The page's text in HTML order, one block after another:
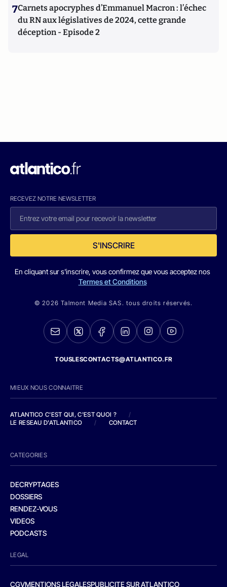
7Carnets apocryphes d’Emmanuel Macron : l’échec
du RN aux législatives de 2024, cette grande
déception - Episode 2
RECEVEZ NOTRE NEWSLETTER
S'INSCRIRE
En cliquant sur s'inscrire, vous confirmez que vous acceptez nos
Termes et Conditions
© 2026 Talmont Media SAS. tous droits réservés.
TOUSLESCONTACTS@ATLANTICO.FR
MIEUX NOUS CONNAITRE
ATLANTICO C'EST QUI, C'EST QUOI ?
/
LE RESEAU D'ATLANTICO
/ CONTACT
CATEGORIES
DECRYPTAGES
DOSSIERS
RENDEZ-VOUS
VIDEOS
PODCASTS
LEGAL
CGVMENTIONS LEGALESPUBLICITE SUR ATLANTICO